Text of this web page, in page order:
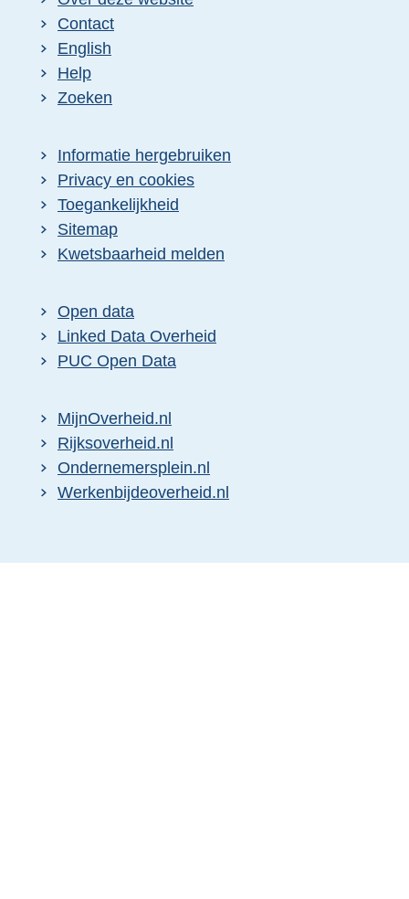
Contact
English
Help
Zoeken
Informatie hergebruiken
Privacy en cookies
Toegankelijkheid
Sitemap
Kwetsbaarheid melden
Open data
Linked Data Overheid
PUC Open Data
MijnOverheid.nl
Rijksoverheid.nl
Ondernemersplein.nl
Werkenbijdeoverheid.nl